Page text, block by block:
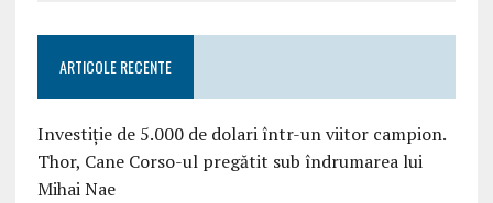
ARTICOLE RECENTE
Investiție de 5.000 de dolari într-un viitor campion.
Thor, Cane Corso-ul pregătit sub îndrumarea lui
Mihai Nae